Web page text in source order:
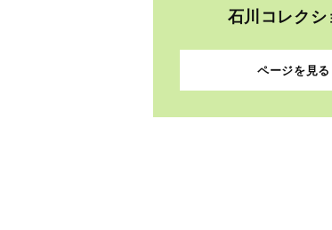
石川コレクシ
ページを見る